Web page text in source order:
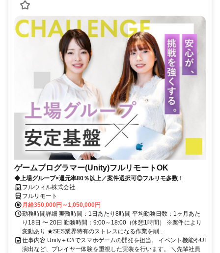
ゲームプログラマー(Unity)フルリモートOK
◆上場グループ×還元率80％以上／案件選択可◎フルリモ多数！
フルウィル株式会社
フルリモート
月給350,000円～1,050,000円
勤務時間詳細 実働時間：1日あたり8時間 平均勤務日数：1ヶ月あた
り18日 〜 20日 勤務時間：9:00～18:00（休憩1時間） ※案件により
変動あり ★SES業界特有のストレスになる作業を削...
仕事内容 Unity＋C#でスマホゲームの開発を担当。 イベント機能やUI
演出など、プレイヤー体験を重視した実装を行います。 ＼先輩社員